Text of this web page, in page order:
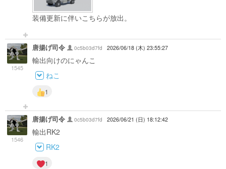
装備更新に伴いこちらが放出。
1545
唐揚げ司令 0c5b03d7fd 2026/06/18 (木) 23:55:27
輸出向けのにゃんこ
ねこ
1
1546
唐揚げ司令 0c5b03d7fd 2026/06/21 (日) 18:12:42
輸出RK2
RK2
1